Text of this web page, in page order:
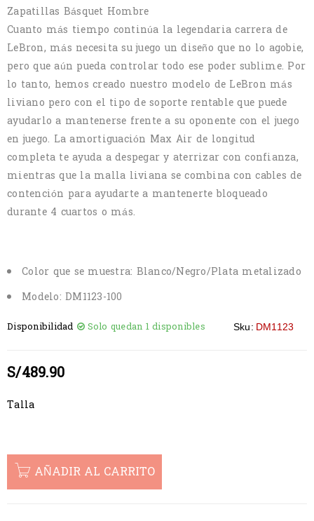
Zapatillas Básquet Hombre
Cuanto más tiempo continúa la legendaria carrera de
LeBron, más necesita su juego un diseño que no lo agobie,
pero que aún pueda controlar todo ese poder sublime. Por
lo tanto, hemos creado nuestro modelo de LeBron más
liviano pero con el tipo de soporte rentable que puede
ayudarlo a mantenerse frente a su oponente con el juego
en juego. La amortiguación Max Air de longitud
completa te ayuda a despegar y aterrizar con confianza,
mientras que la malla liviana se combina con cables de
contención para ayudarte a mantenerte bloqueado
durante 4 cuartos o más.
Color que se muestra: Blanco/Negro/Plata metalizado
Modelo: DM1123-100
Disponibilidad Solo quedan 1 disponibles Sku: DM1123
S/489.90
Talla
AÑADIR AL CARRITO